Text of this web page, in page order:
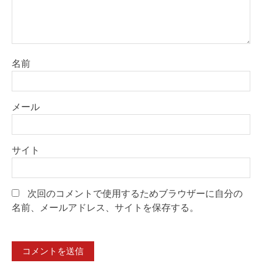
名前
メール
サイト
次回のコメントで使用するためブラウザーに自分の
名前、メールアドレス、サイトを保存する。